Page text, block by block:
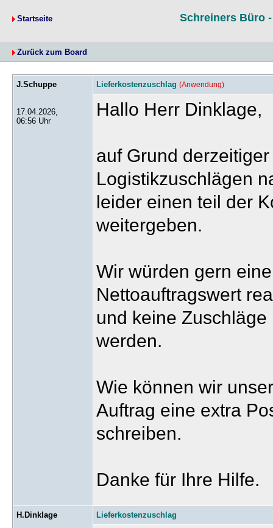
Startseite Schreiners Büro
Zurück zum Board
J.Schuppe
17.04.2026,
06:56 Uhr
Lieferkostenzuschlag (Anwendung)
Hallo Herr Dinklage,
auf Grund
Logistikzuschlägen
leider einen teil der
weitergeben.
Wir würden gern
Nettoauftragswert
und keine
werden.
Wie können wir
Auftrag eine extra
schreiben.
Danke für Ihre Hilfe.
H.Dinklage
Lieferkostenzuschlag